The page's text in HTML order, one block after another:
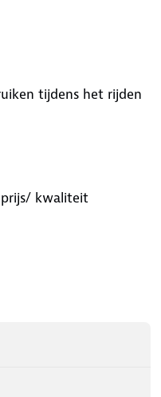
tijdens het rijden